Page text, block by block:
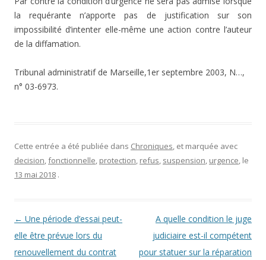
la requérante n’apporte pas de justification sur son
impossibilité d’intenter elle-même une action contre l’auteur
de la diffamation.
Tribunal administratif de Marseille,1er septembre 2003, N…,
n° 03-6973.
Cette entrée a été publiée dans Chroniques, et marquée avec
decision,fonctionnelle, protection, refus, suspension, urgence, le
13 mai 2018 .
Navigation des articles
← Une période d’essai peut-
elle être prévue lors du
renouvellement du contrat
A quelle condition le juge
judiciaire est-il compétent
pour statuer sur la réparation